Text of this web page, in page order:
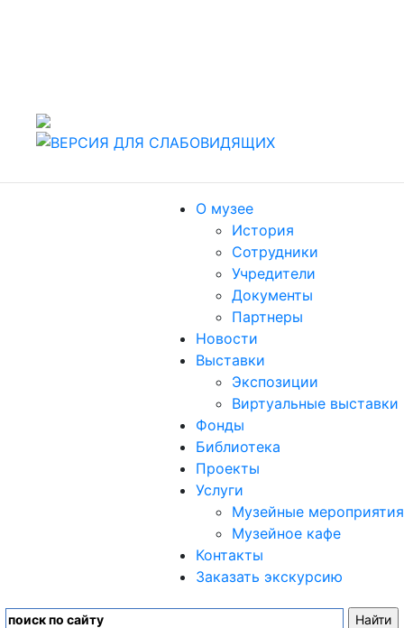
О музее
История
Сотрудники
Учредители
Документы
Партнеры
Новости
Выставки
Экспозиции
Виртуальные выставки
Фонды
Библиотека
Проекты
Услуги
Музейные мероприятия
Музейное кафе
Контакты
Заказать экскурсию